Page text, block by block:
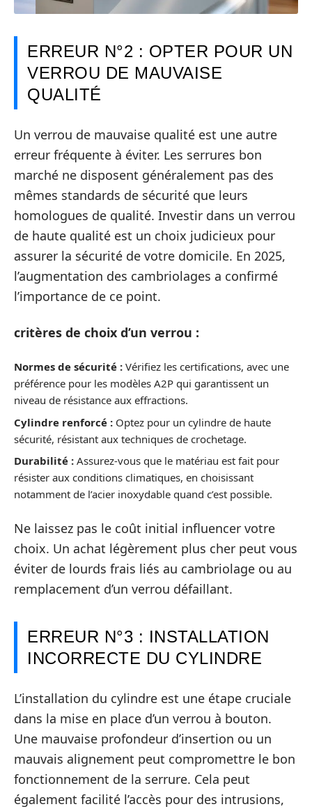
ERREUR N°2 : OPTER POUR UN
VERROU DE MAUVAISE
QUALITÉ
Un verrou de mauvaise qualité est une autre
erreur fréquente à éviter. Les serrures bon
marché ne disposent généralement pas des
mêmes standards de sécurité que leurs
homologues de qualité. Investir dans un verrou
de haute qualité est un choix judicieux pour
assurer la sécurité de votre domicile. En 2025,
l’augmentation des cambriolages a confirmé
l’importance de ce point.
critères de choix d’un verrou :
Normes de sécurité : Vérifiez les certifications, avec une
préférence pour les modèles A2P qui garantissent un
niveau de résistance aux effractions.
Cylindre renforcé : Optez pour un cylindre de haute
sécurité, résistant aux techniques de crochetage.
Durabilité : Assurez-vous que le matériau est fait pour
résister aux conditions climatiques, en choisissant
notamment de l’acier inoxydable quand c’est possible.
Ne laissez pas le coût initial influencer votre
choix. Un achat légèrement plus cher peut vous
éviter de lourds frais liés au cambriolage ou au
remplacement d’un verrou défaillant.
ERREUR N°3 : INSTALLATION
INCORRECTE DU CYLINDRE
L’installation du cylindre est une étape cruciale
dans la mise en place d’un verrou à bouton.
Une mauvaise profondeur d’insertion ou un
mauvais alignement peut compromettre le bon
fonctionnement de la serrure. Cela peut
également facilité l’accès pour des intrusions,